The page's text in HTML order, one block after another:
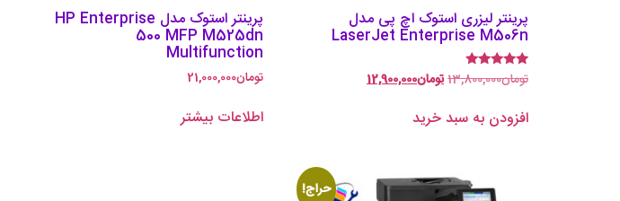
پرینتر لیزری استوک اچ پی مدل
LaserJet Enterprise M506n
امتیاز
5.00
تومان13,800,000تومان12,900,000
افزودن به سبد خرید
پرینتر استوک مدل HP Enterprise
500 MFP M525dn
Multifunction
تومان21,000,000
اطلاعات بیشتر
حراج!